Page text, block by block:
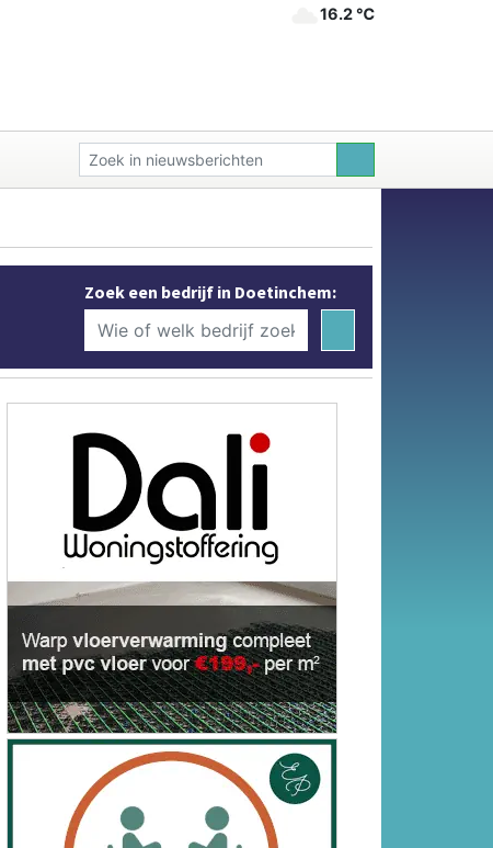
16.2 ℃
Zoek een bedrijf in Doetinchem: